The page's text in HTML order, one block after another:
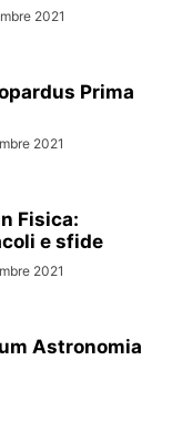
2021
Prima
2021
Fisica:
e sfide
2021
Astronomia